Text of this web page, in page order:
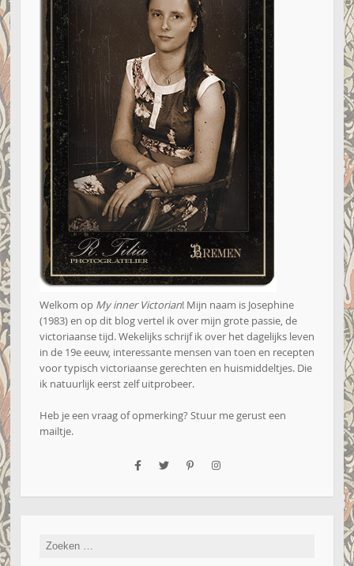
Welkom op My inner Victorian! Mijn naam is Josephine
(1983) en op dit blog vertel ik over mijn grote passie, de
victoriaanse tijd. Wekelijks schrijf ik over het dagelijks leven
in de 19e eeuw, interessante mensen van toen en recepten
voor typisch victoriaanse gerechten en huismiddeltjes. Die
ik natuurlijk eerst zelf uitprobeer.
Heb je een vraag of opmerking? Stuur me gerust een
mailtje.
Zoeken